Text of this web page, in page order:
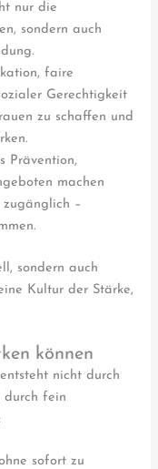
nur die
sondern auch
faire
Gerechtigkeit
zu schaffen und
Prävention,
machen
–
sondern auch
Kultur der Stärke,
können
nicht durch
durch fein
sofort zu